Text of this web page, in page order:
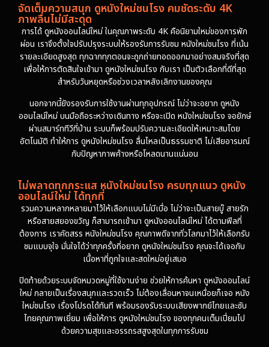
จัดเต็มความสนุก ดูหนังใหม่ชนโรง คมชัดระดับ 4K
ภาพลื่นไม่มีสะดุด
การได้ ดูหนังออนไลน์ใหม่ ในคุณภาพระดับ 4K คือนิยามใหม่ของการพัก
ผ่อน เราจึงตั้งใจปรับปรุงระบบให้รองรับการรับชม หนังใหม่ชนโรง ที่เน้น
รายละเอียดสูงสุด ทุกฉากทุกตอนจะถูกถ่ายทอดออกมาอย่างสมจริงที่สุด
เพื่อให้การตัดสินใจเข้ามา ดูหนังใหม่ชนโรง กับเรา เป็นตัวเลือกที่ดีที่สุด
สำหรับวันหยุดหรือช่วงเวลาหลังเลิกงานของคุณ
นอกจากนี้ยังรองรับการใช้งานผ่านทุกอุปกรณ์ ไม่ว่าจะอยาก ดูหนัง
ออนไลน์ใหม่ บนมือถือระหว่างเดินทาง หรือจะเปิด หนังใหม่ชนโรง จอยักษ์
ผ่านสมาร์ททีวีที่บ้าน ระบบก็พร้อมปรับความละเอียดให้เหมาะสมโดย
อัตโนมัติ ทำให้การ ดูหนังใหม่ชนโรง ลื่นไหลเป็นธรรมชาติ ไม่เสียอารมณ์
กับปัญหาภาพค้างหรือโหลดนานแน่นอน
ไม่พลาดทุกกระแส หนังใหม่ชนโรง ครบทุกแนว ดูหนัง
ออนไลน์ใหม่ ได้ทุกที่
รวมความหลากหลายมาไว้ให้เลือกแบบไม่มีเบื่อ ไม่ว่าจะเป็นสายบู๊ สายรัก
หรือสายสยองขวัญ ก็สามารถเข้ามา ดูหนังออนไลน์ใหม่ ได้ตามฟีลที่
ต้องการ เราคัดสรร หนังใหม่ชนโรง คุณภาพดีจากทั่วโลกมาไว้ให้เลือกรับ
ชมแบบจุใจ มั่นใจได้ว่าทุกครั้งที่อยาก ดูหนังใหม่ชนโรง คุณจะได้เจอกับ
เนื้อหาที่ถูกใจและสดใหม่อยู่เสมอ
ปิดท้ายด้วยระบบจัดหมวดหมู่ที่ใช้งานง่าย ช่วยให้การค้นหา ดูหนังออนไลน์
ใหม่ กลายเป็นเรื่องสนุกและรวดเร็ว ไม่ต้องเลื่อนหาจนเหนื่อยก็เจอ หนัง
ใหม่ชนโรง เรื่องโปรดได้ทันที พร้อมรองรับระบบเสียงพากย์ไทยและซับ
ไทยคุณภาพเยี่ยม เพื่อให้การ ดูหนังใหม่ชนโรง ของทุกคนเต็มเปี่ยมไป
ด้วยความสุขและอรรถรสสูงสุดในทุกการรับชม